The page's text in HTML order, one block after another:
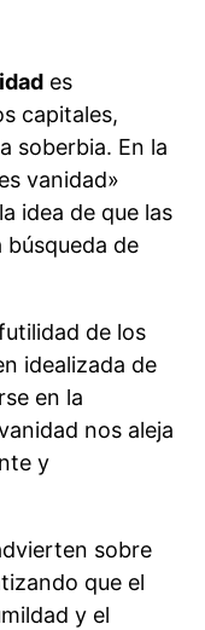
es
capitales,
soberbia. En la
vanidad»
idea de que las
búsqueda de
de los
idealizada de
en la
nos aleja
y
sobre
que el
y el